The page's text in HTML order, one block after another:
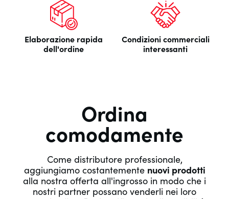
Elaborazione rapida
dell'ordine
Condizioni commerciali
interessanti
Ordina
comodamente
Come distributore professionale,
aggiungiamo costantemente nuovi prodotti
alla nostra offerta all'ingrosso in modo che i
nostri partner possano venderli nei loro